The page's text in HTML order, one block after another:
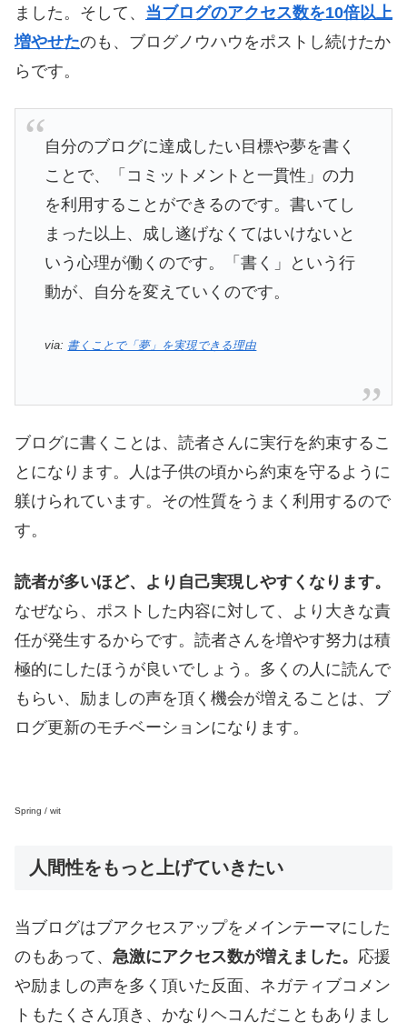
ました。そして、 当ブログのアクセス数を10倍以上
増やせたのも、ブログノウハウをポストし続けたか
らです。
自分のブログに達成したい目標や夢を書く
ことで、「コミットメントと一貫性」の力
を利用することができるのです。書いてし
まった以上、成し遂げなくてはいけないと
いう心理が働くのです。「書く」という行
動が、自分を変えていくのです。
via: 書くことで「夢」を実現できる理由
ブログに書くことは、読者さんに実行を約束するこ
とになります。人は子供の頃から約束を守るように
躾けられています。その性質をうまく利用するので
す。
読者が多いほど、より自己実現しやすくなります。
なぜなら、ポストした内容に対して、より大きな責
任が発生するからです。読者さんを増やす努力は積
極的にしたほうが良いでしょう。多くの人に読んで
もらい、励ましの声を頂く機会が増えることは、ブ
ログ更新のモチベーションになります。
Spring / wit
人間性をもっと上げていきたい
当ブログはブアクセスアップをメインテーマにした
のもあって、 急激にアクセス数が増えました。 応援
や励ましの声を多く頂いた反面、ネガティブコメン
トもたくさん頂き、かなりヘコんだこともありまし